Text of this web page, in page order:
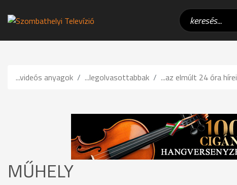
...videós anyagok ...legolvasottabbak ...az elmúlt 24 óra hírei
MŰHELY